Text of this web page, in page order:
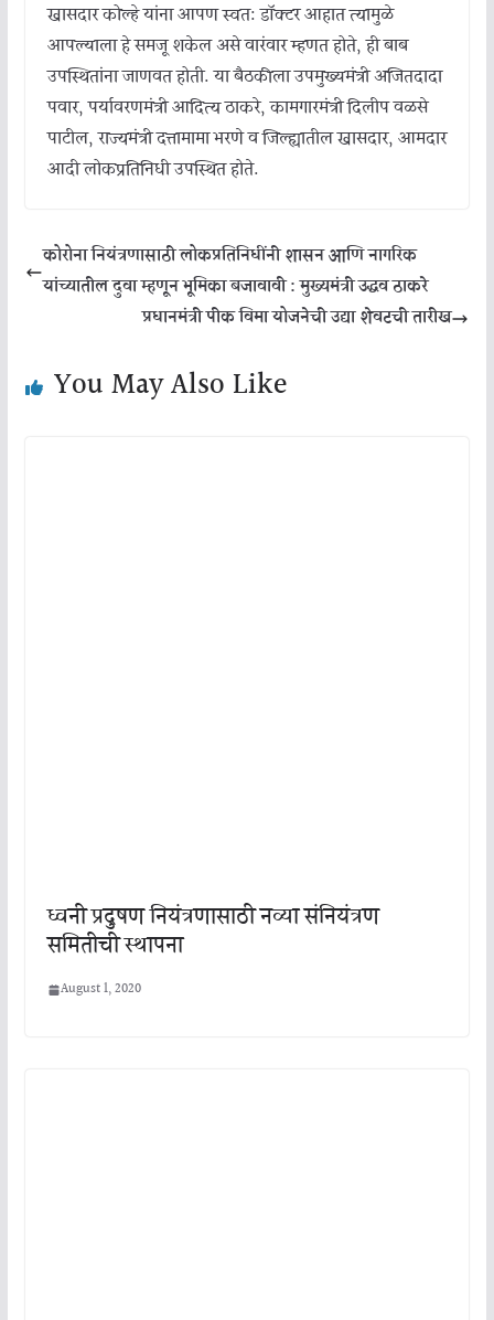
खासदार कोल्हे यांना आपण स्वत: डॉक्टर आहात त्यामुळे
आपल्याला हे समजू शकेल असे वारंवार म्हणत होते, ही बाब
उपस्थितांना जाणवत होती. या बैठकीला उपमुख्यमंत्री अजितदादा
पवार, पर्यावरणमंत्री आदित्य ठाकरे, कामगारमंत्री दिलीप वळसे
पाटील, राज्यमंत्री दत्तामामा भरणे व जिल्ह्यातील खासदार, आमदार
आदी लोकप्रतिनिधी उपस्थित होते.
कोरोना नियंत्रणासाठी लोकप्रतिनिधींनी शासन आणि नागरिक
यांच्यातील दुवा म्हणून भूमिका बजावावी : मुख्यमंत्री उद्धव ठाकरे
प्रधानमंत्री पीक विमा योजनेची उद्या शेवटची तारीख
You May Also Like
ध्वनी प्रदुषण नियंत्रणासाठी नव्या संनियंत्रण
समितीची स्थापना
August 1, 2020